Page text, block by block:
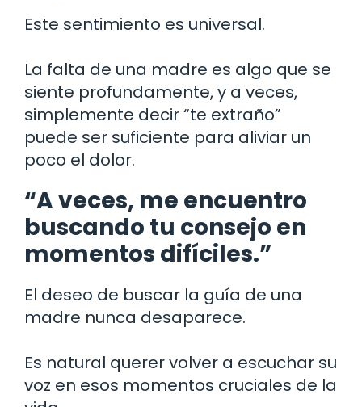
Este sentimiento es universal.
La falta de una madre es algo que se
siente profundamente, y a veces,
simplemente decir “te extraño”
puede ser suficiente para aliviar un
poco el dolor.
“A veces, me encuentro
buscando tu consejo en
momentos difíciles.”
El deseo de buscar la guía de una
madre nunca desaparece.
Es natural querer volver a escuchar su
voz en esos momentos cruciales de la